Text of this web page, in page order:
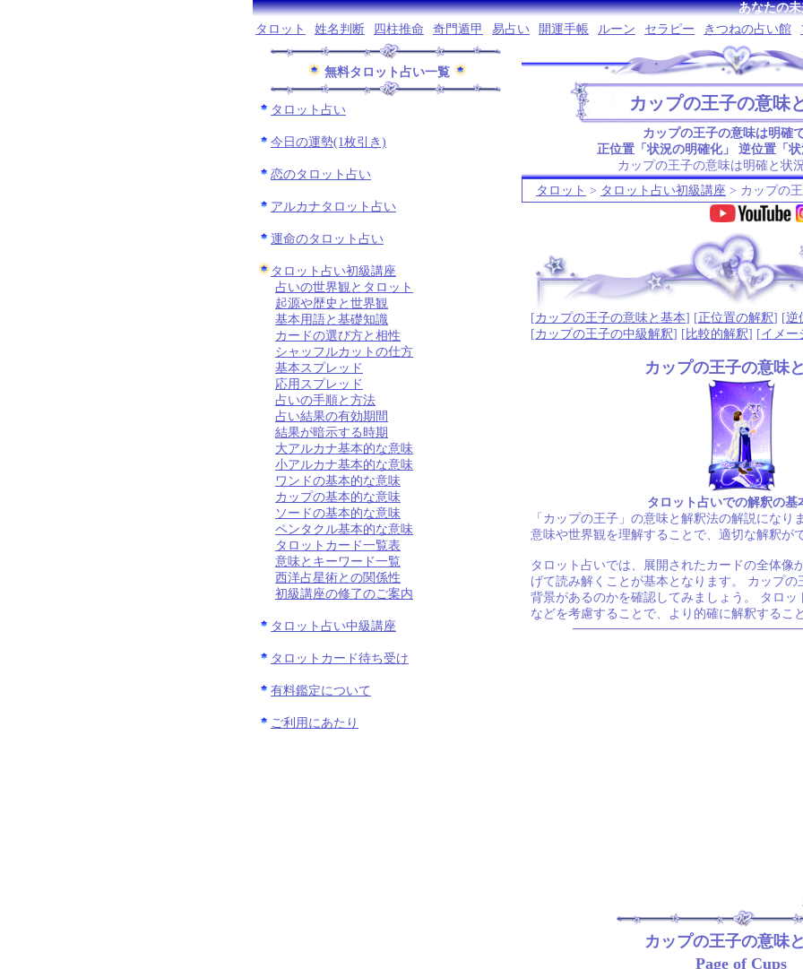
あなたの
タロット
姓名判断 四柱推命 奇門遁甲 易占い 開運手帳 ルーン セラピー きつねの占い館
カップの王子の意味
カップの王子の意味は明確
正位置「状況の明確化」 逆位置「
カップの王子の意味は明確と状
無料タロット占い一覧
タロット占い
今日の運勢(1枚引き)
恋のタロット占い
アルカナタロット占い
運命のタロット占い
タロット占い初級講座
占いの世界観とタロット
起源や歴史と世界観
基本用語と基礎知識
カードの選び方と相性
シャッフルカットの仕方
基本スプレッド
応用スプレッド
占いの手順と方法
占い結果の有効期間
結果が暗示する時期
大アルカナ基本的な意味
小アルカナ基本的な意味
ワンドの基本的な意味
カップの基本的な意味
ソードの基本的な意味
ペンタクル基本的な意味
タロットカード一覧表
意味とキーワード一覧
西洋占星術との関係性
初級講座の修了のご案内
タロット占い中級講座
タロットカード待ち受け
有料鑑定について
ご利用にあたり
タロット > タロット占い初級講座 > カップの
.
[カップの王子の意味と基本] [正位置の解釈] [逆
[カップの王子の中級解釈] [ 比較的解釈] [イメー
カップの王子の意味
タロット占いでの解釈の基
「カップの王子」の意味と解釈法の解説になり
意味や世界観を理解することで、適切な解釈が
タロット占いでは、展開されたカードの全体像
げて読み解くことが基本となります。 カップ
背景があるのかを確認してみましょう。 タロ
などを考慮することで、より的確に解釈するこ
カップの王子の意味
Page of Cups